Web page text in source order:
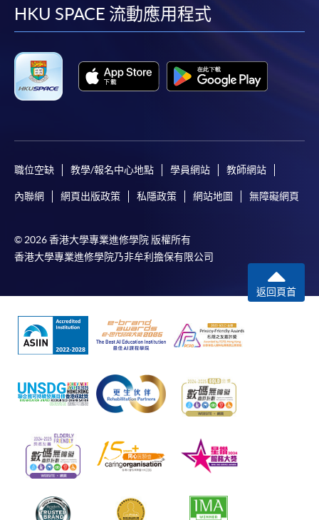
facebook
youtube
linkedin
HKU SPACE 流動應用程式
職位空缺 教學/報名中心地點 學員網站 教師網站
內聯網 網頁出版政策 私隱政策 網站地圖 無障礙網頁
© 2026 香港大學專業進修學院 版權所有
香港大學專業進修學院乃非牟利擔保有限公司
返回頁首